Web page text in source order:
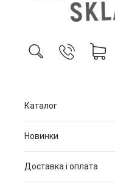
Каталог
Новинки
Доставка і оплата